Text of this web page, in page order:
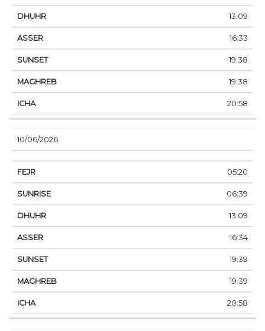
13:09
16:33
19:38
19:38
20:58
10/06/2026
05:20
06:39
13:09
16:34
19:39
19:39
20:58